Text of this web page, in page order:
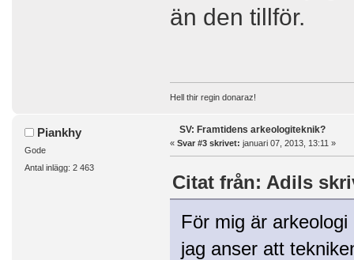
än den tillför.
Hell thir regin donaraz!
Piankhy
Gode
Antal inlägg: 2 463
SV: Framtidens arkeologiteknik?
« Svar #3 skrivet: januari 07, 2013, 13:11 »
Citat från: Adils
För mig är
jag anser att